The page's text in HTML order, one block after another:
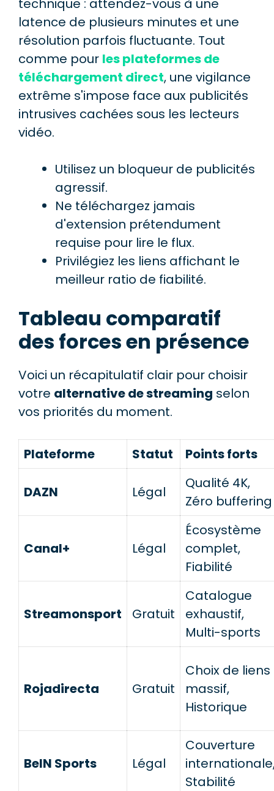
technique : attendez-vous à une
latence de plusieurs minutes et une
résolution parfois fluctuante. Tout
comme pour les plateformes de
téléchargement direct, une vigilance
extrême s'impose face aux publicités
intrusives cachées sous les lecteurs
vidéo.
Utilisez un bloqueur de publicités
agressif.
Ne téléchargez jamais
d'extension prétendument
requise pour lire le flux.
Privilégiez les liens affichant le
meilleur ratio de fiabilité.
Tableau comparatif
des forces en présence
Voici un récapitulatif clair pour choisir
votre alternative de streaming selon
vos priorités du moment.
Plateforme Statut Points forts
DAZN Légal
Qualité 4K,
Zéro buffering
Canal+ Légal
Écosystème
complet,
Fiabilité
Streamonsport Gratuit
Catalogue
exhaustif,
Multi-sports
Rojadirecta Gratuit
Choix de liens
massif,
Historique
BeIN Sports Légal
Couverture
Stabilité